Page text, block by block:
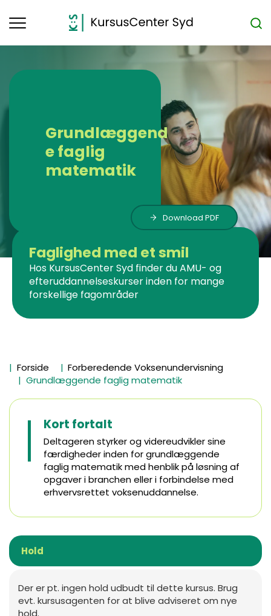
Toggle
Faglighed med et smil
Hos KursusCenter Syd finder du AMU- og
efteruddannelseskurser inden for mange
forskellige fagområder
Grundlæggend
e faglig
matematik
Download PDF
Forside
Forberedende Voksenundervisning
Grundlæggende faglig matematik
Kort fortalt
Deltageren styrker og videreudvikler sine
færdigheder inden for grundlæggende
faglig matematik med henblik på løsning af
opgaver i branchen eller i forbindelse med
erhvervsrettet voksenuddannelse.
Hold
Der er pt. ingen hold udbudt til dette kursus. Brug
evt. kursusagenten for at blive adviseret om nye
hold.